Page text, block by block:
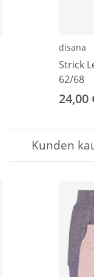
disana
Strick
62/68
24,00
Kunden